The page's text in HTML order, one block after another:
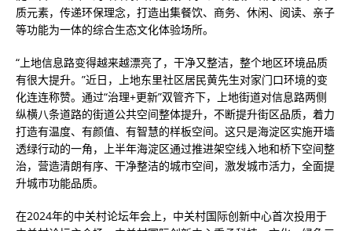
质元素，传递环保理念，打造出集餐饮、商务、休闲、阅读、亲子
等功能为一体的综合生态文化体验场所。
“上地信息路变得越来越漂亮了，干净又整洁，整个地区环境品质
有很大提升。”近日，上地东里社区居民黄先生对家门口环境的变
化连连称赞。通过“治理+更新”双管齐下，上地街道对信息路两侧
纵横八条道路的街道公共空间整体提升，不断提升街区品质，着力
打造有温度、有颜值、有智慧的样板空间。这只是海淀区实施开墙
透绿行动的一角，上半年海淀区通过推进架空线入地和桥下空间整
治，营造清朗有序、干净整洁的城市空间，激发城市活力，全面提
升城市功能品质。
在2024年的中关村论坛年会上，中关村国际创新中心首次投用于